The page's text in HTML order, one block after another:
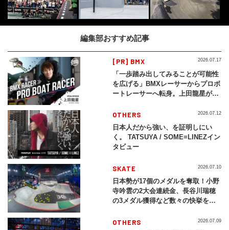
編集部おすすめ記事
[PR] BMX
「一歩踏み出してみることが可能性
を広げる」BMXレーサーからプロボ
ートレーサーへ転身。上田龍星が体
2026.07.17
OTHERS
日本人だから強い、を証明しにい
く。 TATSUYA / SOME≡LINEZイン
タビュー
2026.07.12
SKATE
日本勢が17個のメダルを奪取！小野
寺吟雲の2大会連続金、長谷川瑞穂
の3メダル獲得など数々の快挙をプ
2026」
2026.07.10
OTHERS 2026.07.09